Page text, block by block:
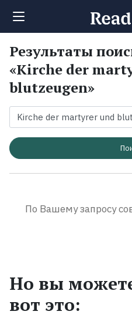
Поиск
Новости
Рейтинги
Экранизации
Результаты
«Kirche der
blutzeugen»
По Вашему запросу
Но вы
вот это: